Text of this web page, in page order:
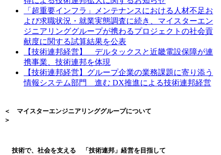
「超重要インフラ」メンテナンスにおける人材不足お
よび求職状況・就業実態調査に続き、マイスターエン
ジニアリンググループが携わるプロジェクトの社会貢
献度に関する試算結果を公表
【技術連邦経営】 デルタックスと近畿電設保障が連
携事業、技術連邦を体現
【技術連邦経営】グループ企業の業務課題に寄り添う
情報システム部門 進む DX推進による技術連邦経営
＜ マイスターエンジニアリンググループについて
＞
技術で、社会を支える 「技術連邦」経営を目指して